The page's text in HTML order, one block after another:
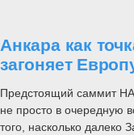
Анкара как
загоняет
Предстоящий саммит
не просто в очередную
того, насколько далеко